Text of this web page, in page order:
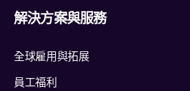
解決方案與服務
全球雇用與拓展
員工福利